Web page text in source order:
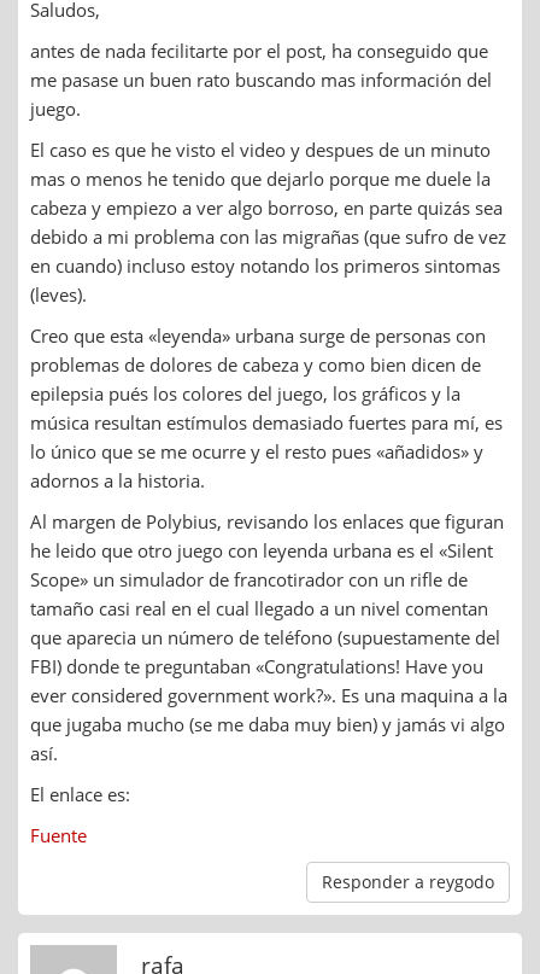
Saludos,
antes de nada fecilitarte por el post, ha conseguido que
me pasase un buen rato buscando mas información del
juego.
El caso es que he visto el video y despues de un minuto
mas o menos he tenido que dejarlo porque me duele la
cabeza y empiezo a ver algo borroso, en parte quizás sea
debido a mi problema con las migrañas (que sufro de vez
en cuando) incluso estoy notando los primeros sintomas
(leves).
Creo que esta «leyenda» urbana surge de personas con
problemas de dolores de cabeza y como bien dicen de
epilepsia pués los colores del juego, los gráficos y la
música resultan estímulos demasiado fuertes para mí, es
lo único que se me ocurre y el resto pues «añadidos» y
adornos a la historia.
Al margen de Polybius, revisando los enlaces que figuran
he leido que otro juego con leyenda urbana es el «Silent
Scope» un simulador de francotirador con un rifle de
tamaño casi real en el cual llegado a un nivel comentan
que aparecia un número de teléfono (supuestamente del
FBI) donde te preguntaban «Congratulations! Have you
ever considered government work?». Es una maquina a la
que jugaba mucho (se me daba muy bien) y jamás vi algo
así.
El enlace es:
Fuente
Responder a reygodo
rafa